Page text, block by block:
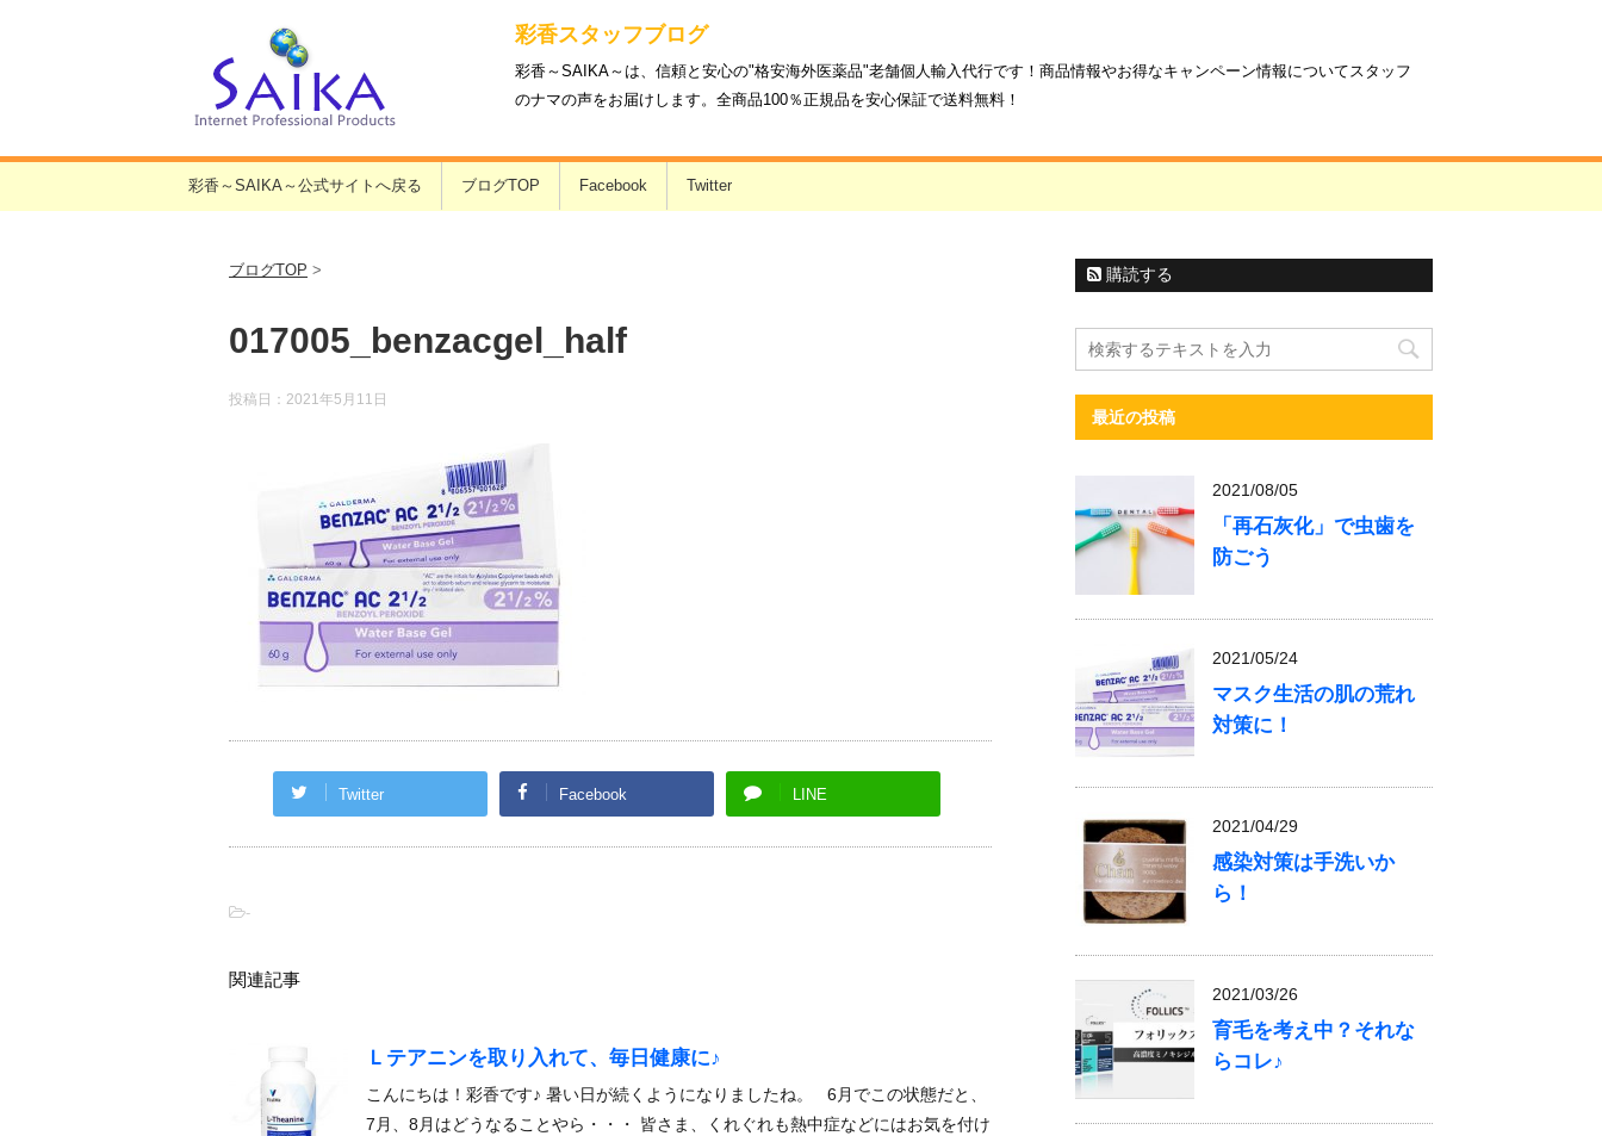
彩香スタッフブログ
彩香～SAIKA～は、信頼と安心の"格安海外医薬品"老舗個人輸入代行です！商品情報やお得なキャンペーン情報についてスタッフ
のナマの声をお届けします。全商品100％正規品を安心保証で送料無料！
彩香～SAIKA～公式サイトへ戻る ブログTOP Facebook Twitter
ブログTOP >
017005_benzacgel_half
投稿日： 2021年5月11日
Twitter Facebook LINE
-
関連記事
Ｌテアニンを取り入れて、毎日健康に♪
こんにちは！彩香です♪ 暑い日が続くようになりましたね。 6月でこの状態だと、
7月、8月はどうなることやら・・・ 皆さま、くれぐれも熱中症などにはお気を付け
購読する
最近の投稿
2021/08/05
「再石灰化」で虫歯を
防ごう
2021/05/24
マスク生活の肌の荒れ
対策に！
2021/04/29
感染対策は手洗いか
ら！
2021/03/26
育毛を考え中？それな
らコレ♪